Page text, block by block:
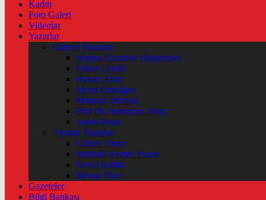
Kadın
Foto Galeri
Videolar
Yazarlar
Güncel Yazarlar
Şeyma Karateke (Başyazar)
Erkan Çakıllı
Hakan Akın
Metin Özdoğan
Mustafa Düzenli
Prof Dr. Ramazan Abay
Yusuf Bolat
Ayrılan Yazarlar
Gülten Abacı
Mustafa Kemal Yonat
Neval Kütük
Şirvan Yüce
Gazeteler
Bilgi Bankası